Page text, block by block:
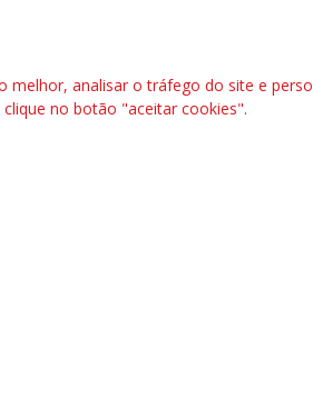
do país
analisar o tráfego do site e
clique no botão "aceitar cookies".